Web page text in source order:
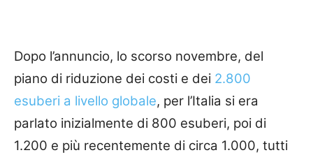
Dopo l’annuncio, lo scorso novembre, del
piano di riduzione dei costi e dei 2.800
esuberi a livello globale, per l’Italia si era
parlato inizialmente di 800 esuberi, poi di
1.200 e più recentemente di circa 1.000, tutti